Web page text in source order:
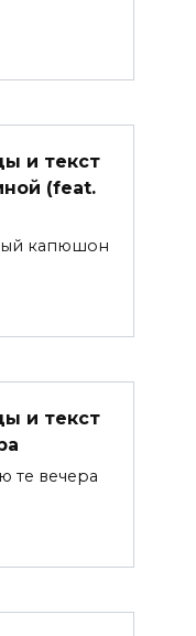
и текст
(feat.
капюшон
и текст
те вечера